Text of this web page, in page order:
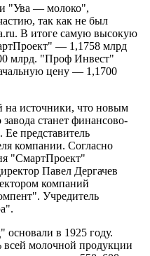
"Ува — молоко",
так как не был
В итоге самую высокую
— 1,1758 млрд
млрд. "Проф Инвест"
цену — 1,1700
на источники, что новым
станет финансово-
представитель
компании. Согласно
"СмартПроект"
Павел Дергачев
компаний
Учредитель
в 1925 году.
всей молочной продукции